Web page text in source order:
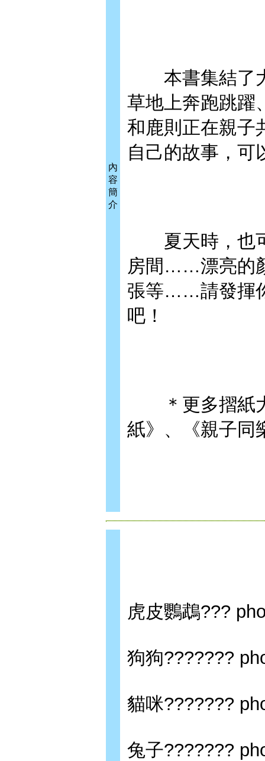
內
容
簡
介
本書集結了大
草地上奔跑跳躍
和鹿則正在親
自己的故事，可
夏天時，也可
房間……漂亮的
張等……請發揮
吧！
＊更多摺紙大
紙》、《親子同
虎皮鸚鵡???
狗狗???????
貓咪???????
兔子???????